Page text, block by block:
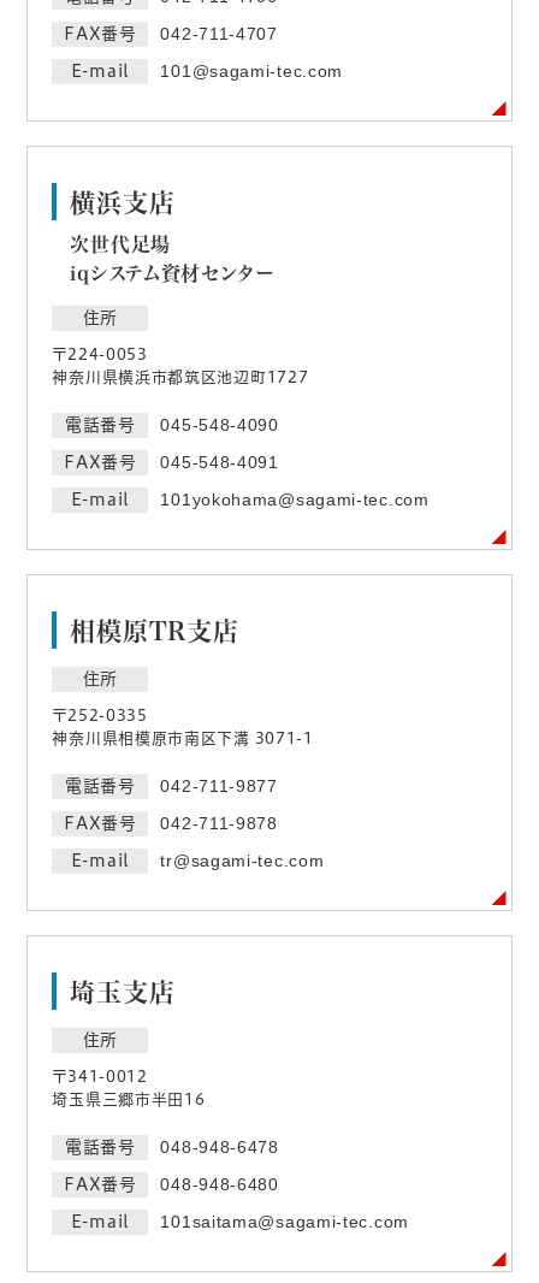
FAX番号 042-711-4707
E-mail 101@sagami-tec.com
横浜支店
次世代足場
iqシステム資材センター
住所
〒224-0053
神奈川県横浜市都筑区池辺町1727
電話番号 045-548-4090
FAX番号 045-548-4091
E-mail 101yokohama@sagami-tec.com
相模原TR支店
住所
〒252-0335
神奈川県相模原市南区下溝 3071-1
電話番号 042-711-9877
FAX番号 042-711-9878
E-mail tr@sagami-tec.com
埼玉支店
住所
〒341-0012
埼玉県三郷市半田16
電話番号 048-948-6478
FAX番号 048-948-6480
E-mail 101saitama@sagami-tec.com